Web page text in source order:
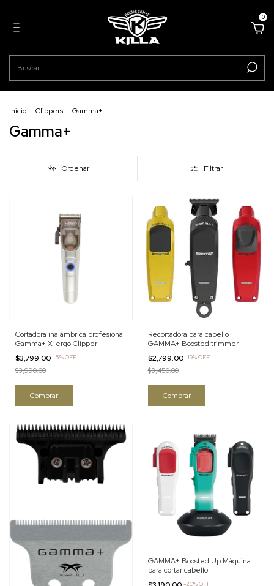
0
Inicio . Clippers . Gamma+
Gamma+
Ordenar Filtrar
Cortadora inalámbrica profesional
Gamma+ X-ergo Clipper
$3,799.00 -5%OFF
$3,990.00
Recortadora para cabello
GAMMA+ Boosted trimmer
$2,799.00 -19%OFF
$3,450.00
GAMMA+ Boosted Up Máquina
para cortar cabello
-20%OFF